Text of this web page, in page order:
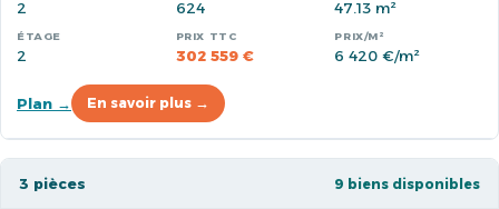
2 624 47.13 m²
2 302 559 € 6 420 €/m²
Plan → En savoir plus →
3 pièces 9 biens disponibles